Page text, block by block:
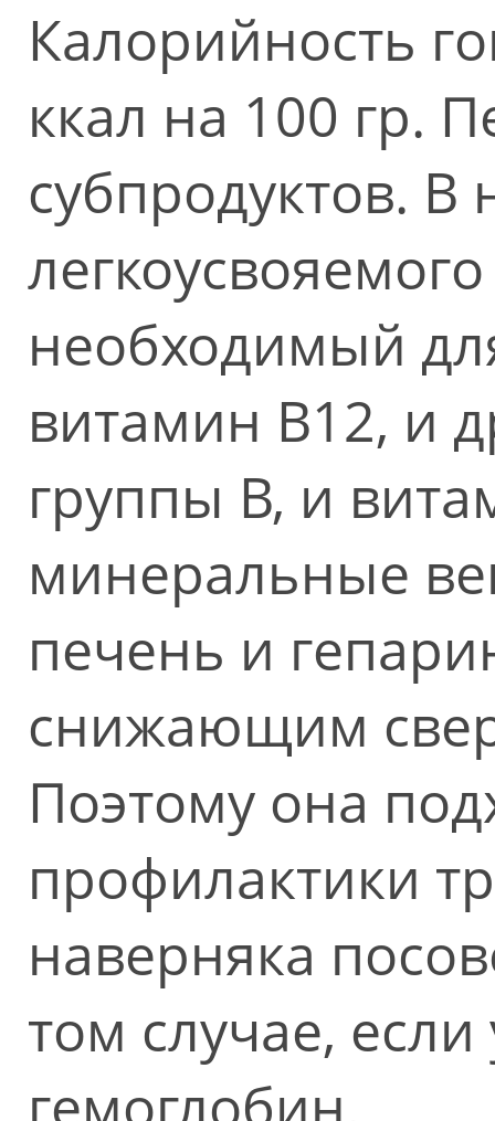
Калорийность
ккал на 100 гр.
субпродуктов. В
необходимый
витамин В12, и
группы В, и
минеральные
печень и
снижающим
Поэтому она
профилактики
наверняка
том случае,